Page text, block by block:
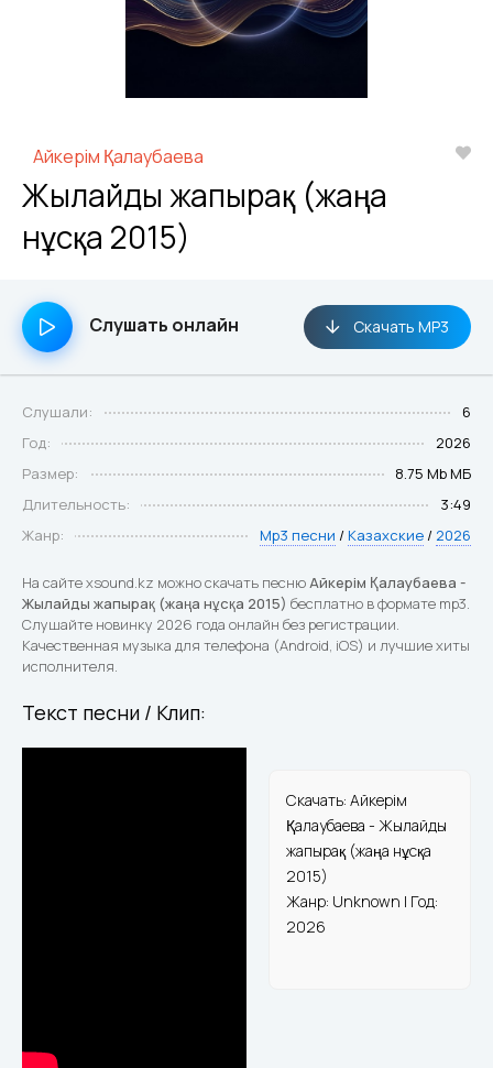
Айкерім Қалаубаева
Жылайды жапырақ (жаңа
нұсқа 2015)
Слушать онлайн Скачать MP3
Слушали:
6
Год:
2026
Размер:
8.75 Mb МБ
Длительность:
3:49
Жанр:
Mp3 песни / Казахские / 2026
На сайте xsound.kz можно скачать песнюАйкерім Қалаубаева -
Жылайды жапырақ (жаңа нұсқа 2015) бесплатно в формате mp3.
Слушайте новинку 2026 года онлайн без регистрации.
Качественная музыка для телефона (Android, iOS) и лучшие хиты
исполнителя.
Текст песни / Клип:
Скачать: Айкерім
Қалаубаева - Жылайды
жапырақ (жаңа нұсқа
2015)
Жанр: Unknown | Год:
2026